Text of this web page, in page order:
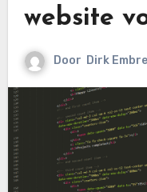
website
Door Dirk